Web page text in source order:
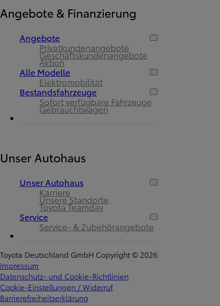
Angebote & Finanzierung
Angebote
Privatkundenangebote
Geschäftskundenangebote
Aktion
Alle Modelle
Elektromobilität
Bestandsfahrzeuge
Sofort verfügbare Fahrzeuge
Gebrauchtwagen
Unser Autohaus
Unser Autohaus
Karriere
Unsere Standorte
Toyota Teamday
Service
Service- & Zubehörangebote
Toyota Deutschland GmbH Copyright © 2026
Impressum
Datenschutz- und Cookie-Richtlinien
Cookie-Einstellungen / Widerruf
Barrierefreiheitserklärung